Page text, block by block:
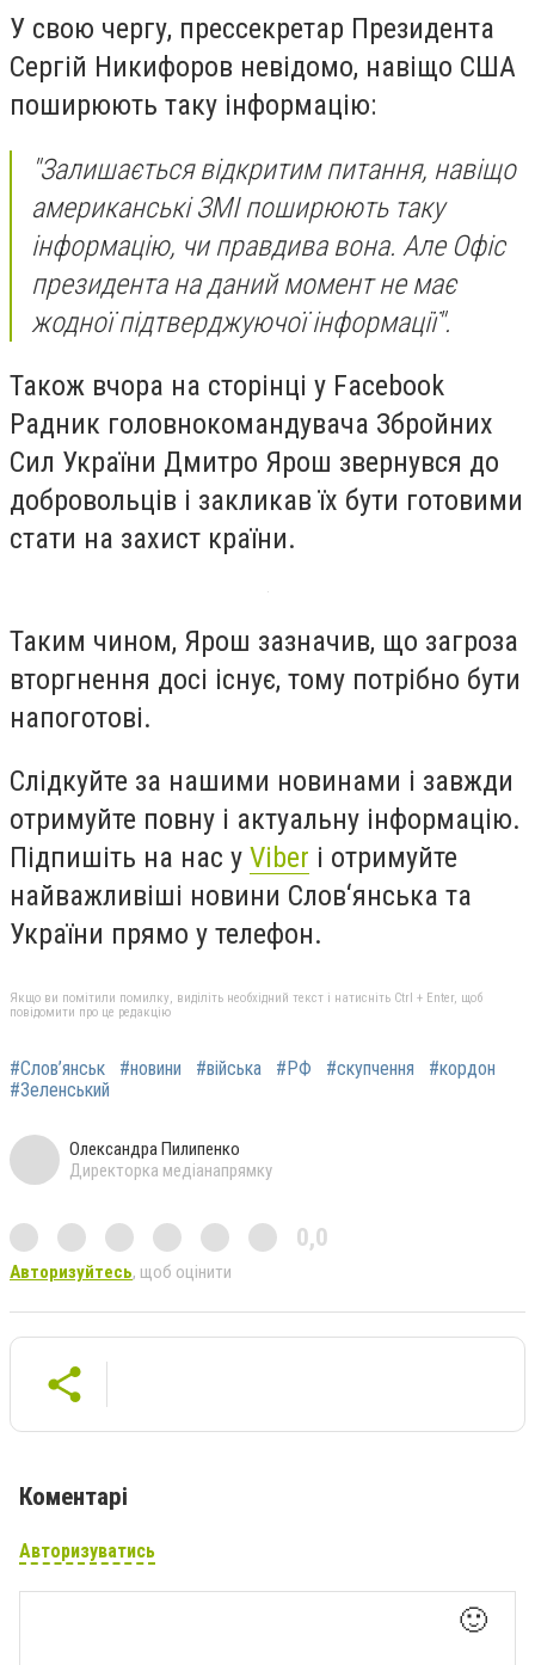
У свою чергу, прессекретар Президента
Сергій Никифоров невідомо, навіщо США
поширюють таку інформацію:
"Залишається відкритим питання, навіщо
американські ЗМІ поширюють таку
інформацію, чи правдива вона. Але Офіс
президента на даний момент не має
жодної підтверджуючої інформації".
Також вчора на сторінці у Facebook
Радник головнокомандувача Збройних
Сил України Дмитро Ярош звернувся до
добровольців і закликав їх бути готовими
стати на захист країни.
Таким чином, Ярош зазначив, що загроза
вторгнення досі існує, тому потрібно бути
напоготові.
Слідкуйте за нашими новинами і завжди
отримуйте повну і актуальну інформацію.
Підпишіть на нас у Viber і отримуйте
найважливіші новини Слов‘янська та
України прямо у телефон.
Якщо ви помітили помилку, виділіть необхідний текст і натисніть Ctrl + Enter, щоб
повідомити про це редакцію
#Слов’янськ #новини #війська #РФ #скупчення
#кордон
#Зеленський
Олександра Пилипенко
Директорка медіанапрямку
0,0
Авторизуйтесь, щоб оцінити
Коментарі
Авторизуватись
🙂